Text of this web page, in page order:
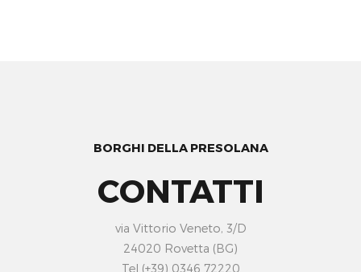
BORGHI DELLA PRESOLANA
CONTATTI
via Vittorio Veneto, 3/D
24020 Rovetta (BG)
Tel (+39) 0346 72220